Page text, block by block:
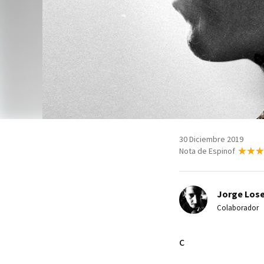
30 Diciembre 2019
Nota de Espinof
Jorge
Colaborador
c